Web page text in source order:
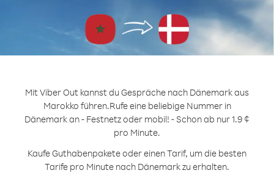
Mit Viber Out kannst du Gespräche nach Dänemark aus
Marokko führen.Rufe eine beliebige Nummer in
Dänemark an - Festnetz oder mobil! - Schon ab nur 1.9 ¢
pro Minute.
Kaufe Guthabenpakete oder einen Tarif, um die besten
Tarife pro Minute nach Dänemark zu erhalten.